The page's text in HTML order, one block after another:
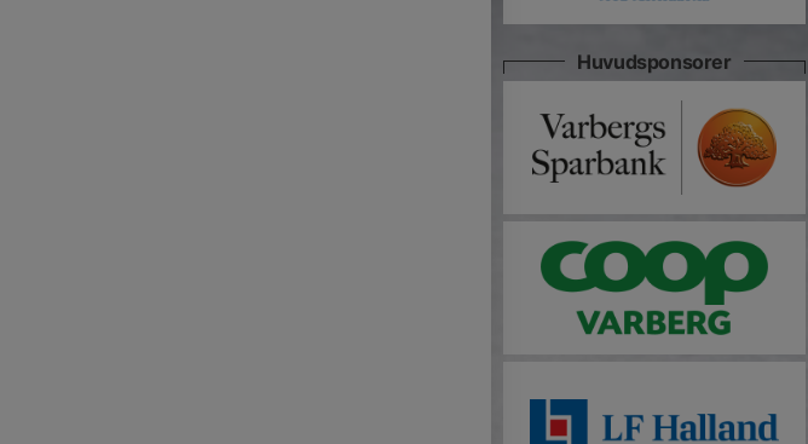
Huvudsponsorer